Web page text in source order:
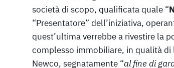
società di scopo, qualificata quale “
“Presentatore” dell’iniziativa,
quest’ultima verrebbe a rivestire la
complesso immobiliare, in qualità
Newco, segnatamente “al fine di